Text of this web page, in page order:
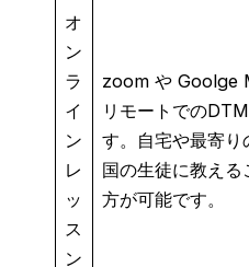
オ
ン
ラ
イ
ン
レ
ッ
ス
ン
zoom や Goolge
リモートでの
す。自宅や最寄り
国の生徒に教える
方が可能です。